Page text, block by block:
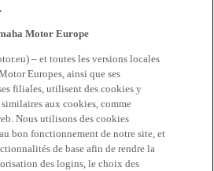
Motor Europe
– et toutes les versions locales
Europes, ainsi que ses
filiales, utilisent des cookies y
aux cookies, comme
Nous utilisons des cookies
bon fonctionnement de notre site, et
de base afin de rendre la
des logins, le choix des